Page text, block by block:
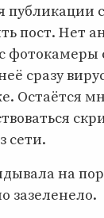
публикации
пост. Нет
фотокамеры
сразу
Остаётся
сети.
на
зазеленело.